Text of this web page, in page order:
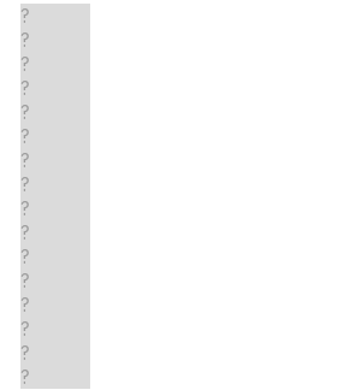
?
?
?
?
?
?
?
?
?
?
?
?
?
?
?
?